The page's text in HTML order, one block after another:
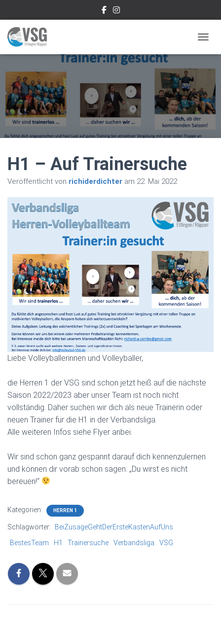
H1 – Auf Trainersuche
Veröffentlicht von richiderdichter am 22. Mai 2022
Liebe Volleyballerinnen und Volleyballer,
die Herren 1 der VSG sind schon jetzt heiß auf die nächste
Saison 2022/2023 aber unser Team ist noch nicht
vollständig. Daher suchen wir dich als neue Trainerin oder
neuen Trainer für die H1 in der Verbandsliga.
Alle weiteren Infos siehe Flyer anbei.
Wir sind schon ganz gespannt darauf dich kennenzulernen
und können dir vorab schon sagen: „Du wirst es nicht
bereuen!“
Kategorien: HERREN 1
Schlagwörter:
BeiZusageGehtDerErsteKastenAufUns
BestesTeam
H1 Trainersuche Verbandsliga VSG